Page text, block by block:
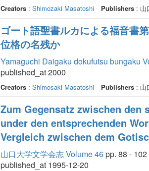
Creators: Shimozaki Masatoshi Publishers: 山
ゴート語聖書ルカによる福音書
位格の名残か
Yamaguchi Daigaku dokufutsu bungaku
published_at 2000
Creators: Shimosaki Masatoshi Publishers: 山
Zum Gegensatz zwischen
under den entsprechenden
Vergleich zwischen dem
山口大学文学会志 Volume 46pp. 88 - 102
published_at 1995-12-20